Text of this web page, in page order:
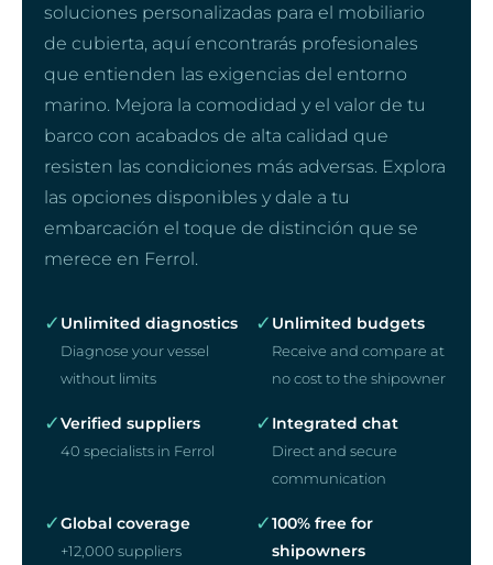
soluciones personalizadas para el mobiliario
de cubierta, aquí encontrarás profesionales
que entienden las exigencias del entorno
marino. Mejora la comodidad y el valor de tu
barco con acabados de alta calidad que
resisten las condiciones más adversas. Explora
las opciones disponibles y dale a tu
embarcación el toque de distinción que se
merece en Ferrol.
✓ Unlimited diagnostics
Diagnose your vessel
without limits
✓ Unlimited budgets
Receive and compare at
no cost to the shipowner
✓Verified suppliers
40 specialists in Ferrol
✓ Integrated chat
Direct and secure
communication
✓Global coverage
+12,000 suppliers
✓100% free for
shipowners